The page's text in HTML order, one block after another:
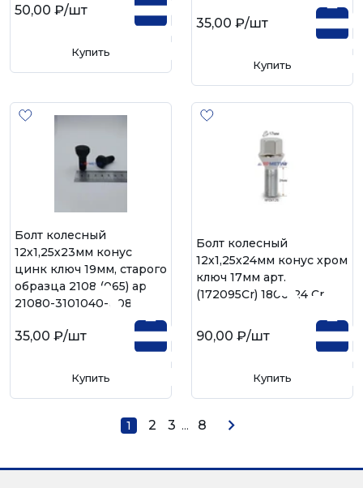
50,00 ₽/шт
Купить
35,00 ₽/шт
Купить
Болт колесный
12х1,25х23мм конус
цинк ключ 19мм, старого
образца 2108 (065) арт.
21080-3101040-008
35,00 ₽/шт
Купить
Болт колесный
12х1,25х24мм конус хром
ключ 17мм арт.
(172095Сr) 1806-24 Cr
90,00 ₽/шт
Купить
1 2 3 ... 8